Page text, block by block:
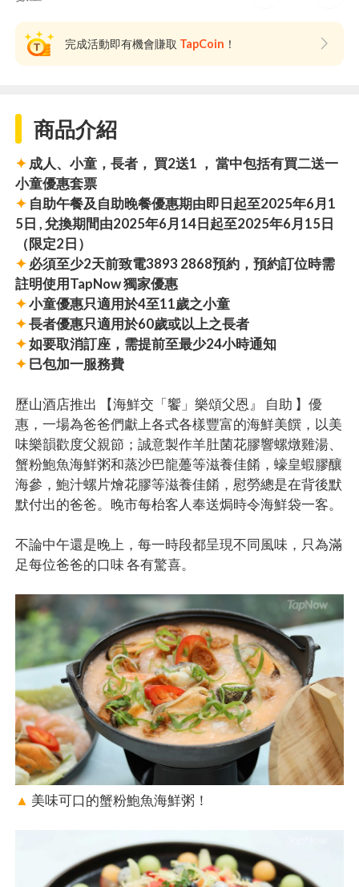
完成活動即有機會賺取 TapCoin ！
商品介紹
✦成人、小童，長者， 買2送1 ， 當中包括有買二送一
小童優惠套票
✦ 自助午餐及自助晚餐優惠期由即日起至2025年6月1
5日 , 兌換期間由2025年6月14日起至2025年6月15日
（限定2日）
✦必須至少2天前致電3893 2868預約，預約訂位時需
註明使用TapNow 獨家優惠
✦小童優惠只適用於4至11歲之小童
✦長者優惠只適用於60歲或以上之長者
✦如要取消訂座，需提前至最少24小時通知
✦巳包加一服務費
歷山酒店推出 【海鮮交「饗」樂頌父恩』 自助 】優
惠，一場為爸爸們獻上各式各樣豐富的海鮮美饌，以美
味樂韻歡度父親節；誠意製作羊肚菌花膠響螺燉雞湯、
蟹粉鮑魚海鮮粥和蒸沙巴龍躉等滋養佳餚，蠔皇蝦膠釀
海參，鮑汁螺片燴花膠等滋養佳餚，慰勞總是在背後默
默付出的爸爸。晚市每枱客人奉送焗時令海鮮袋一客。
不論中午還是晚上，每一時段都呈現不同風味，只為滿
足每位爸爸的口味 各有驚喜。
▲ 美味可口的蟹粉鮑魚海鮮粥！